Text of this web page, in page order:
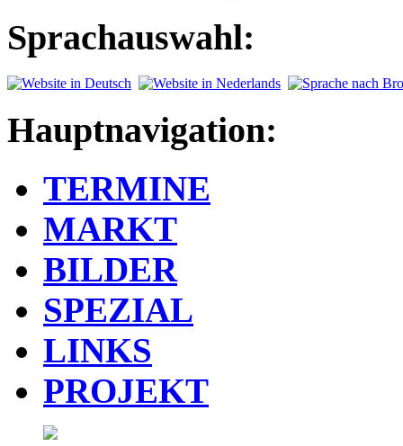
Sprachauswahl:
Hauptnavigation:
TERMINE
MARKT
BILDER
SPEZIAL
LINKS
PROJEKT